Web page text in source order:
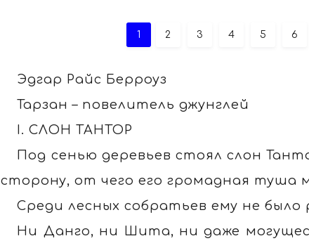
1 2 3 4 5 6
Эдгар Райс Берроуз
Тарзан – повелитель джунглей
I. СЛОН ТАНТОР
Под сенью деревьев стоял слон
сторону, от чего его громадная туша
Среди лесных собратьев ему не было
Ни Данго, ни Шита, ни даже